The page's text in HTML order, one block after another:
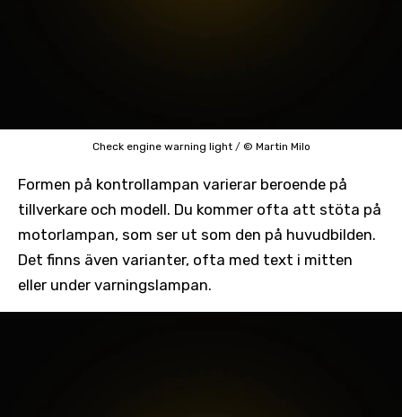
Check engine warning light / © Martin Milo
Formen på kontrollampan varierar beroende på
tillverkare och modell. Du kommer ofta att stöta på
motorlampan, som ser ut som den på huvudbilden.
Det finns även varianter, ofta med text i mitten
eller under varningslampan.